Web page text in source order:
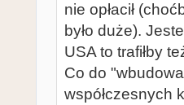
nie opłacił
było duże).
USA to trafiłby
Co do
współczesnych